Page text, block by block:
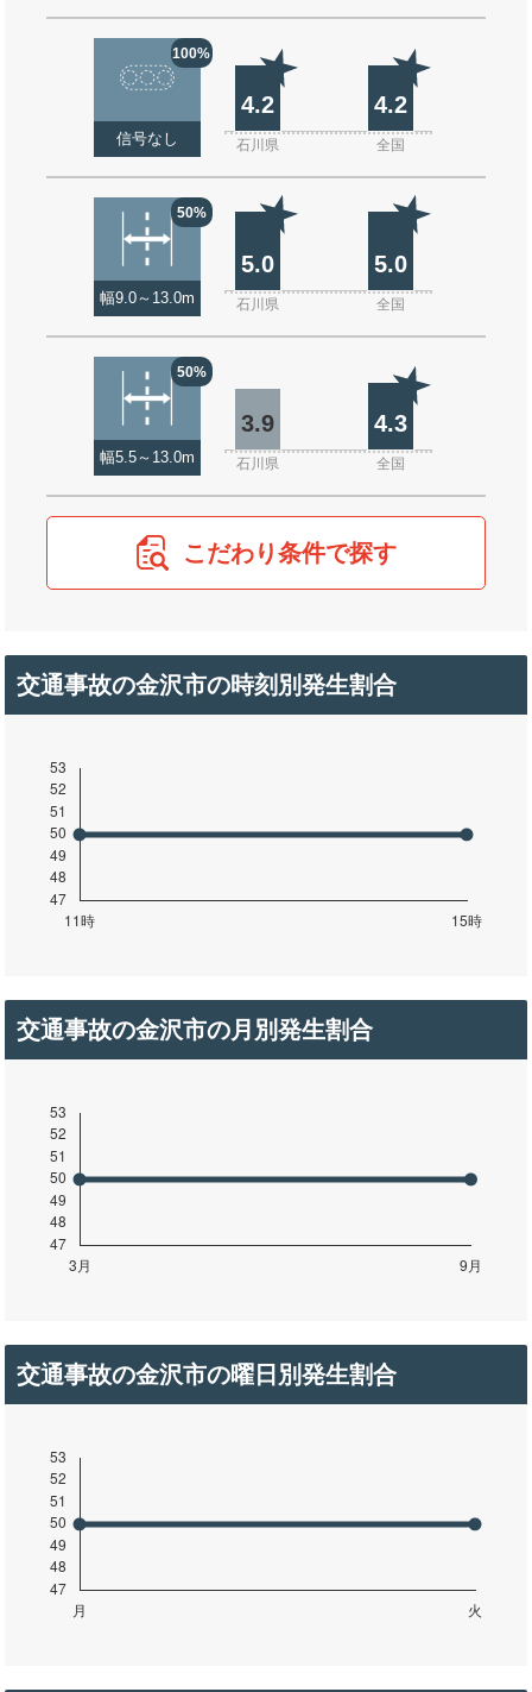
100%
信号なし
4.2 4.2
石川県 全国
50%
幅9.0～13.0m
5.0 5.0
石川県 全国
50%
幅5.5～13.0m
3.9 4.3
石川県 全国
こだわり条件で探す
交通事故の金沢市の時刻別発生割合
交通事故の金沢市の月別発生割合
交通事故の金沢市の曜日別発生割合